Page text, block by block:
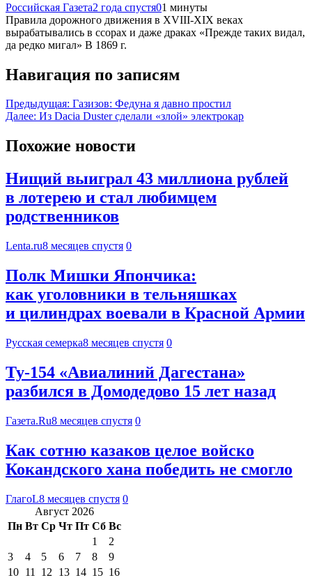
Российская Газета2 года спустя01 минуты
Правила дорожного движения в XVIII-XIX веках
вырабатывались в ссорах и даже драках «Прежде таких видал,
да редко мигал» В 1869 г.
Навигация по записям
Предыдущая: Газизов: Федуна я давно простил
Далее: Из Dacia Duster сделали «злой» электрокар
Похожие новости
Нищий выиграл 43 миллиона рублей
в лотерею и стал любимцем
родственников
Lenta.ru8 месяцев спустя 0
Полк Мишки Япончика:
как уголовники в тельняшках
и цилиндрах воевали в Красной Армии
Русская семерка8 месяцев спустя 0
Ту-154 «Авиалиний Дагестана»
разбился в Домодедово 15 лет назад
Газета.Ru8 месяцев спустя 0
Как сотню казаков целое войско
Кокандского хана победить не смогло
ГлагоL8 месяцев спустя 0
Август 2026
Пн Вт Ср Чт Пт Сб Вс
1
2
3
4 5 6 7 8
9
10 11 12 13 14 15 16